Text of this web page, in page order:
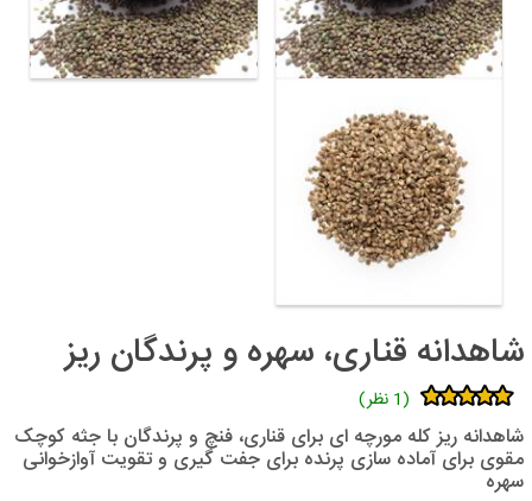
شاهدانه قناری، سهره و پرندگان ریز
(1 نظر)
شاهدانه ریز کله مورچه ای برای قناری، فنچ و پرندگان با جثه کوچک
مقوی برای آماده سازی پرنده برای جفت گیری و تقویت آوازخوانی
سهره